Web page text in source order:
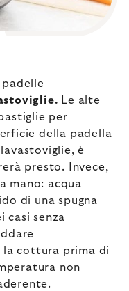
Le alte
per
della padella
è
presto. Invece,
mano: acqua
di una spugna
casi senza
cottura prima di
non